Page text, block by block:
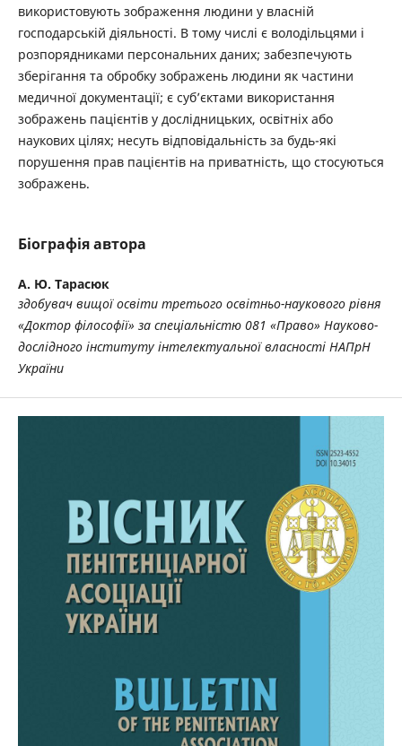
використовують зображення людини у власній
господарській діяльності. В тому числі є володільцями і
розпорядниками персональних даних; забезпечують
зберігання та обробку зображень людини як частини
медичної документації; є суб’єктами використання
зображень пацієнтів у дослідницьких, освітніх або
наукових цілях; несуть відповідальність за будь-які
порушення прав пацієнтів на приватність, що стосуються
зображень.
Біографія автора
А. Ю. Тарасюк
здобувач вищої освіти третього освітньо-наукового рівня
«Доктор філософії» за спеціальністю 081 «Право» Науково-
дослідного інституту інтелектуальної власності НАПрН
України